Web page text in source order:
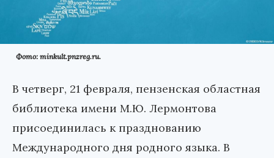
Фото: minkult.pnzreg.ru.
В четверг, 21 февраля, пензенская областная
библиотека имени М.Ю. Лермонтова
присоединилась к празднованию
Международного дня родного языка. В